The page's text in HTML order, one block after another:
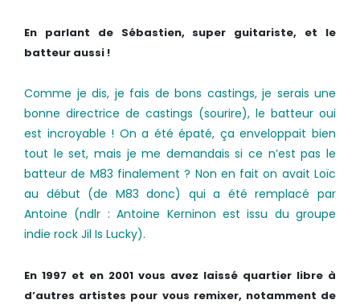
En parlant de Sébastien, super guitariste, et le
batteur aussi !
Comme je dis, je fais de bons castings, je serais une
bonne directrice de castings (sourire), le batteur oui
est incroyable ! On a été épaté, ça enveloppait bien
tout le set, mais je me demandais si ce n’est pas le
batteur de M83 finalement ? Non en fait on avait Loïc
au début (de M83 donc) qui a été remplacé par
Antoine (ndlr : Antoine Kerninon est issu du groupe
indie rock Jil Is Lucky).
En 1997 et en 2001 vous avez laissé quartier libre à
d’autres artistes pour vous remixer, notamment de